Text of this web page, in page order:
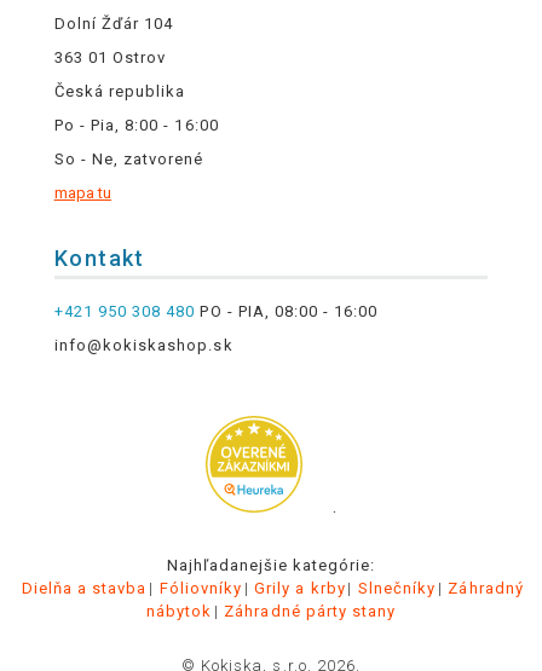
Dolní Žďár 104
363 01 Ostrov
Česká republika
Po - Pia, 8:00 - 16:00
So - Ne, zatvorené
mapa tu
Kontakt
+421 950 308 480 PO - PIA, 08:00 - 16:00
info@kokiskashop.sk
.
Najhľadanejšie kategórie:
Dielňa a stavba
Fóliovníky Grily a krby Slnečníky
Záhradný
nábytok
Záhradné párty stany
© Kokiska, s.r.o. 2026.